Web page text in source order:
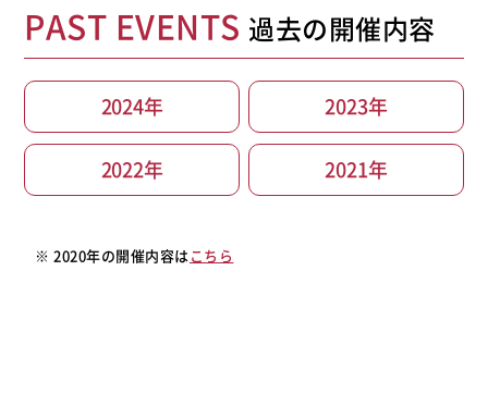
PAST EVENTS 過去の開催内容
2024年 2023年
2022年 2021年
※ 2020年の開催内容はこちら